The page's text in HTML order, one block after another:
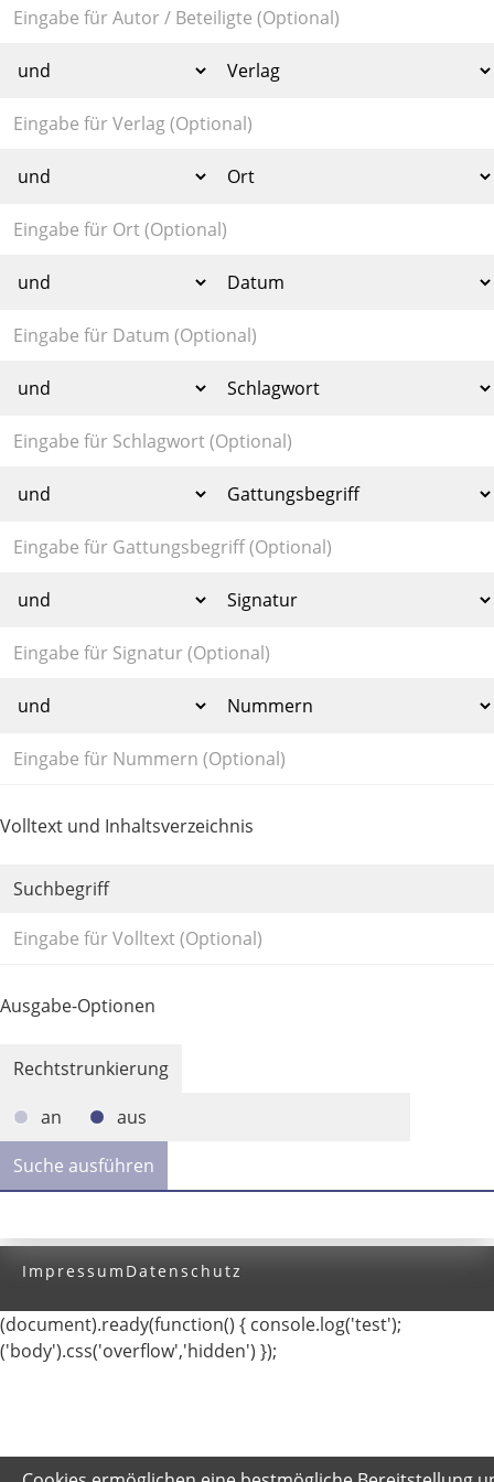
Volltext und Inhaltsverzeichnis
Suchbegriff
Ausgabe-Optionen
Rechtstrunkierung
an
aus
Impressum Datenschutz
(document).ready(function() { console.log('test');
('body').css('overflow','hidden') });